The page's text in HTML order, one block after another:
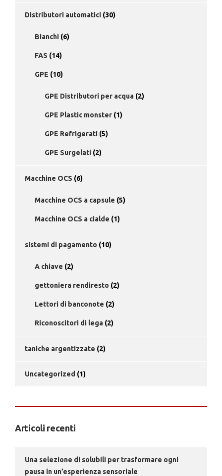
Distributori automatici (30)
Bianchi (6)
FAS (14)
GPE (10)
GPE Distributori per acqua (2)
GPE Plastic monster (1)
GPE Refrigerati (5)
GPE Surgelati (2)
Macchine OCS (6)
Macchine OCS a capsule (5)
Macchine OCS a cialde (1)
sistemi di pagamento (10)
A chiave (2)
gettoniera rendiresto (2)
Lettori di banconote (2)
Riconoscitori di lega (2)
taniche argentizzate (2)
Uncategorized (1)
Articoli recenti
Una selezione di solubili per trasformare ogni
pausa in un’esperienza sensoriale